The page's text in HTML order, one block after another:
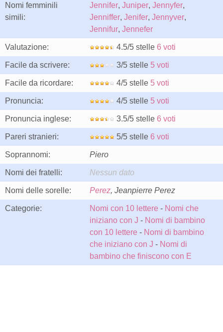
Nomi femminili
simili:
Jennifer, Juniper, Jennyfer,
Jenniffer, Jenifer, Jennyver,
Jennifur, Jennefer
Valutazione: 4.5/5 stelle 6 voti
Facile da scrivere: 3/5 stelle 5 voti
Facile da ricordare: 4/5 stelle 5 voti
Pronuncia: 4/5 stelle 5 voti
Pronuncia inglese: 3.5/5 stelle 6 voti
Pareri stranieri: 5/5 stelle 6 voti
Soprannomi: Piero
Nomi dei fratelli: Nessun dato
Nomi delle sorelle: Perez, Jeanpierre Perez
Categorie: Nomi con 10 lettere - Nomi che
iniziano con J - Nomi di bambino
con 10 lettere - Nomi di bambino
che iniziano con J - Nomi di
bambino che finiscono con E